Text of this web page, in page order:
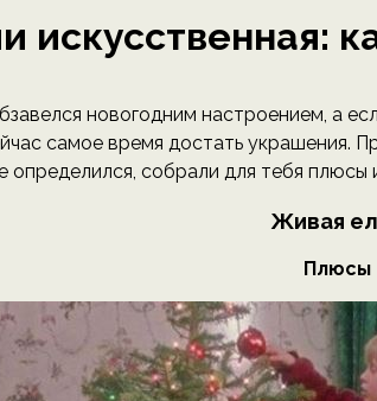
искусственная:
новогодним настроением, а
самое время достать украшения.
определился, собрали для тебя плюсы
Живая
Плюсы